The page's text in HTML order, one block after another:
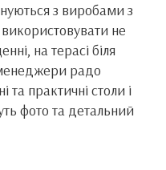
з виробами з
не
на терасі біля
радо
практичні столи і
фото та детальний